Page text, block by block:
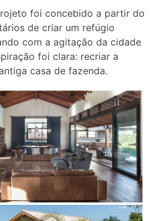
foi concebido a partir do
de criar um refúgio
com a agitação da cidade
foi clara: recriar a
casa de fazenda.